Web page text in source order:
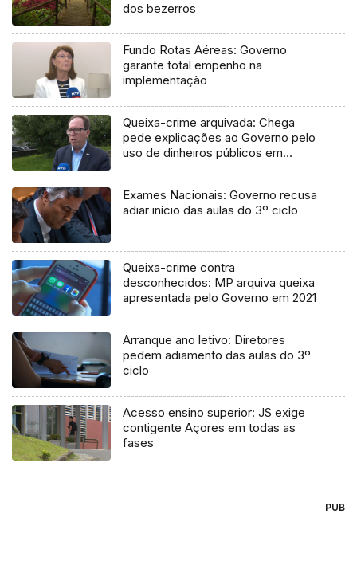
dos bezerros
Fundo Rotas Aéreas: Governo
garante total empenho na
implementação
Queixa-crime arquivada: Chega
pede explicações ao Governo pelo
uso de dinheiros públicos em
Exames Nacionais: Governo recusa
adiar início das aulas do 3º ciclo
Queixa-crime contra
desconhecidos: MP arquiva queixa
apresentada pelo Governo em 2021
Arranque ano letivo: Diretores
pedem adiamento das aulas do 3º
ciclo
Acesso ensino superior: JS exige
contigente Açores em todas as
fases
PUB